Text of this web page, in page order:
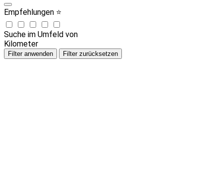
Empfehlungen ⭐
Suche im Umfeld von
Kilometer
Filter anwenden Filter zurücksetzen